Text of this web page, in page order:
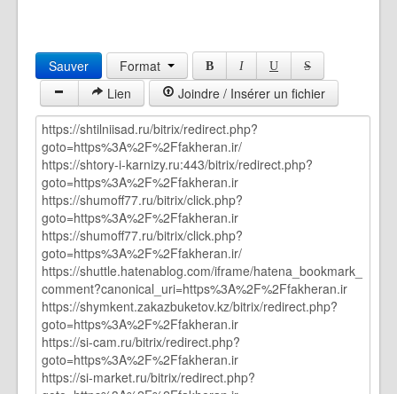
Sauver Format B I U S
Lien Joindre / Insérer un fichier